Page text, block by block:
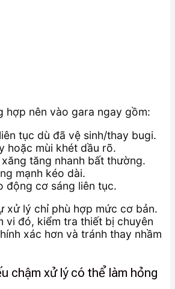
hợp nên vào gara ngay gồm:
tục dù đã vệ sinh/thay bugi.
hoặc mùi khét dầu rõ.
tăng nhanh bất thường.
mạnh kéo dài.
động cơ sáng liên tục.
xử lý chỉ phù hợp mức cơ bản.
vi đó, kiểm tra thiết bị chuyên
xác hơn và tránh thay nhầm
chậm xử lý có thể làm hỏng